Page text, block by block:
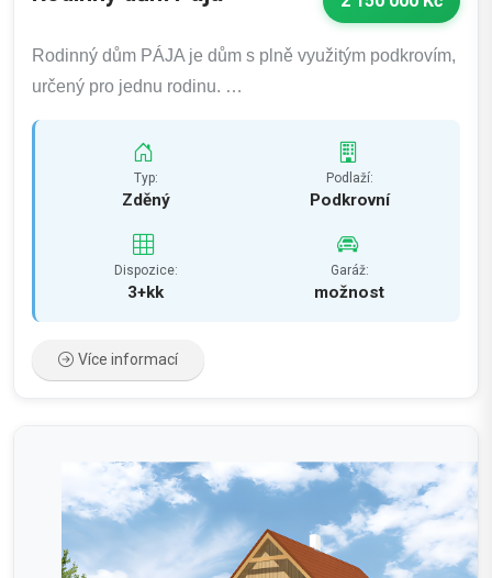
Rodinný dům PÁJA je dům s plně využitým podkrovím,
určený pro jednu rodinu. …
Typ:
Zděný
Podlaží:
Podkrovní
Dispozice:
3+kk
Garáž:
možnost
Více informací